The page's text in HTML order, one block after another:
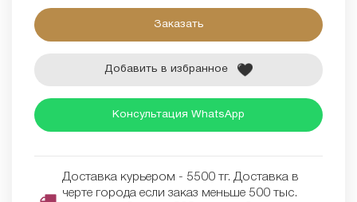
Заказать
Добавить в избранное
Консультация WhatsApp
Доставка курьером - 5500 тг. Доставка в
черте города если заказ меньше 500 тыс.